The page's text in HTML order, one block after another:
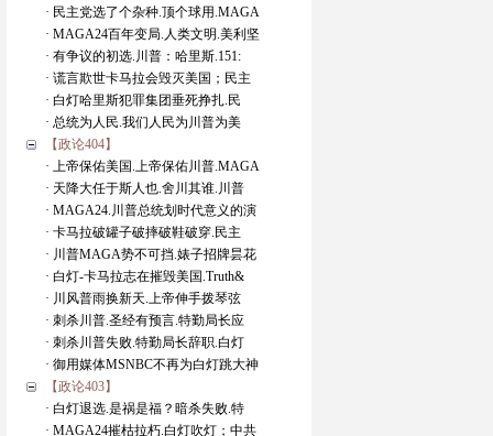
· 民主党选了个杂种.顶个球用.MAGA
· MAGA24百年变局.人类文明.美利坚
· 有争议的初选.川普：哈里斯.151:
· 谎言欺世卡马拉会毁灭美国；民主
· 白灯哈里斯犯罪集团垂死挣扎.民
· 总统为人民.我们人民为川普为美
【政论404】
· 上帝保佑美国.上帝保佑川普.MAGA
· 天降大任于斯人也.舍川其谁.川普
· MAGA24.川普总统划时代意义的演
· 卡马拉破罐子破摔破鞋破穿.民主
· 川普MAGA势不可挡.婊子招牌昙花
· 白灯-卡马拉志在摧毁美国.Truth&
· 川风普雨换新天.上帝伸手拨琴弦
· 刺杀川普.圣经有预言.特勤局长应
· 刺杀川普失败.特勤局长辞职.白灯
· 御用媒体MSNBC不再为白灯跳大神
【政论403】
· 白灯退选.是祸是福？暗杀失败.特
· MAGA24摧枯拉朽.白灯吹灯；中共